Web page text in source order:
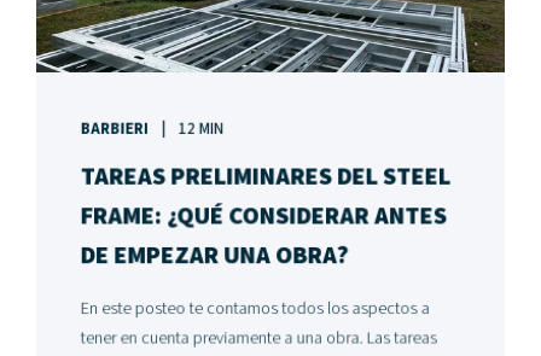
BARBIERI 12 MIN
TAREAS PRELIMINARES DEL STEEL
FRAME: ¿QUÉ CONSIDERAR ANTES
DE EMPEZAR UNA OBRA?
En este posteo te contamos todos los aspectos a
tener en cuenta previamente a una obra. Las tareas